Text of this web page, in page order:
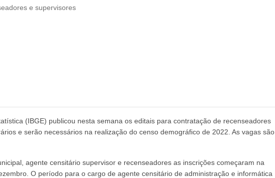
e supervisores
(IBGE) publicou nesta semana os editais para contratação de recenseadores
e serão necessários na realização do censo demográfico de 2022. As vagas são
agente censitário supervisor e recenseadores as inscrições começaram na
O período para o cargo de agente censitário de administração e informática